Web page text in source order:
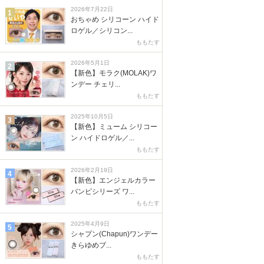
1 2026年7月22日
おちゃめ シリコーン ハイド
ロゲル／シリコン...
ももたす
2 2026年5月1日
【新色】モラク(MOLAK)ワ
ンデー チェリ...
ももたす
3 2025年10月5日
【新色】ミューム シリコー
ン ハイドロゲル／...
ももたす
4 2026年2月19日
【新色】エンジェルカラー
バンビシリーズ ワ...
ももたす
5 2025年4月9日
シャプン(Chapun)ワンデー
きらゆめブ...
ももたす